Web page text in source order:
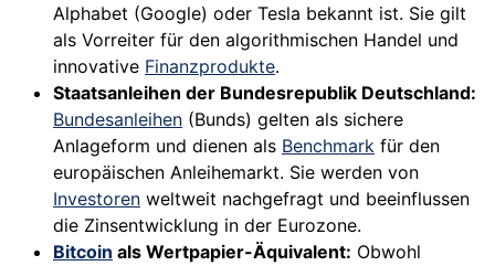
Alphabet (Google) oder Tesla bekannt ist. Sie gilt
als Vorreiter für den algorithmischen Handel und
innovative Finanzprodukte.
Staatsanleihen der Bundesrepublik Deutschland:
Bundesanleihen (Bunds) gelten als sichere
Anlageform und dienen als Benchmark für den
europäischen Anleihemarkt. Sie werden von
Investoren weltweit nachgefragt und beeinflussen
die Zinsentwicklung in der Eurozone.
Bitcoin als Wertpapier-Äquivalent: Obwohl